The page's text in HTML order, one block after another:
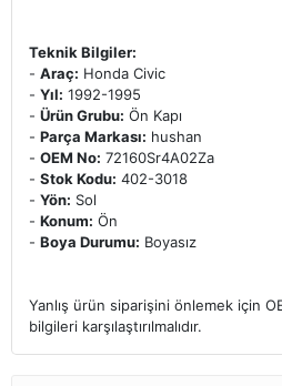
Teknik Bilgiler:
- Araç: Honda Civic
- Yıl: 1992-1995
- Ürün Grubu: Ön Kapı
- Parça Markası: hushan
- OEM No: 72160Sr4A02Za
- Stok Kodu: 402-3018
- Yön: Sol
- Konum: Ön
- Boya Durumu: Boyasız
Yanlış ürün siparişini önlemek için
bilgileri karşılaştırılmalıdır.